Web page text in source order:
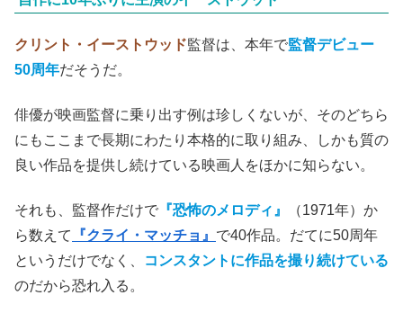
クリント・イーストウッド監督は、本年で監督デビュー
50周年だそうだ。
俳優が映画監督に乗り出す例は珍しくないが、そのどちら
にもここまで長期にわたり本格的に取り組み、しかも質の
良い作品を提供し続けている映画人をほかに知らない。
それも、監督作だけで 『恐怖のメロディ』
（1971年）か
ら数えて
『クライ・マッチョ』 で40作品。だてに50周年
というだけでなく、
コンスタントに作品を撮り続けている
のだから恐れ入る。